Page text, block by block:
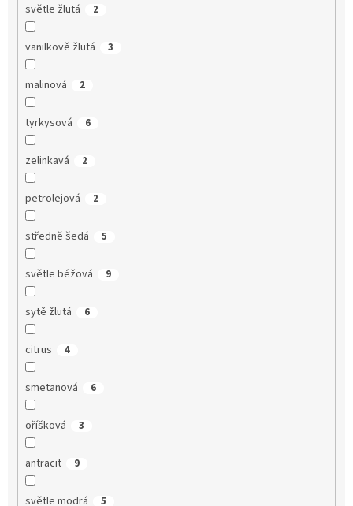
světle žlutá 2
vanilkově žlutá 3
malinová 2
tyrkysová 6
zelinkavá 2
petrolejová 2
středně šedá 5
světle béžová 9
sytě žlutá 6
citrus 4
smetanová 6
oříšková 3
antracit 9
světle modrá 5